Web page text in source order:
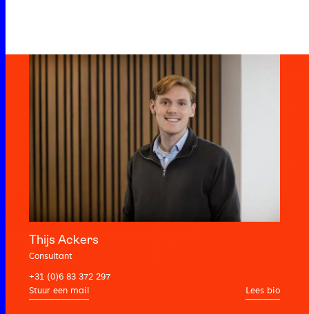
Thijs Ackers
Consultant
+31 (0)6 83 372 297
Lees bio